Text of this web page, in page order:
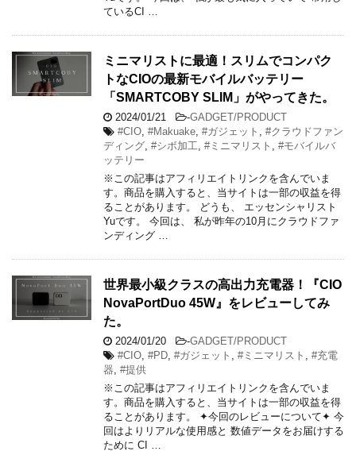
ているCI …
ミニマリストに最適！スリムでコンパク
トなCIOの最新モバイルバッテリー
「SMARTCOBY SLIM」がやってきた。
2024/01/21 -GADGET/PRODUCT
#CIO #Makuake #ガジェット
#クラウドファン
ディング #シボ加工 #ミニマリスト
#モバイルバ
ッテリー
※この記事はアフィリエイトリンクを含んでいま
す。商品を購入すると、当サイトは一部の収益を得
ることがあります。 どうも、 エッセンシャリスト
Yuです。 今回は、 私が昨年の10月にクラウドファ
ンディング …
世界最小級クラスの高出力充電器！『CIO
NovaPortDuo 45W』をレビューしてみ
た。
2024/01/20 -GADGET/PRODUCT
#CIO #PD #ガジェット #ミニマリスト
#充電
器 #提供
※この記事はアフィリエイトリンクを含んでいま
す。商品を購入すると、当サイトは一部の収益を得
ることがあります。 ✦今回のレビューについて✦ 今
回はよりリアルな使用感と 数値データをお届けする
ために CI …